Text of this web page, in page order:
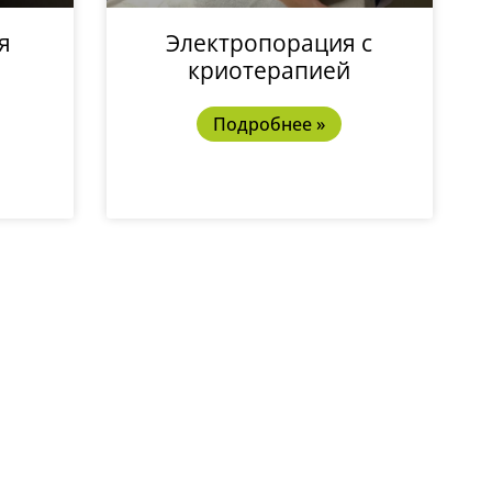
Электропорация с
криотерапией
Подробнее »